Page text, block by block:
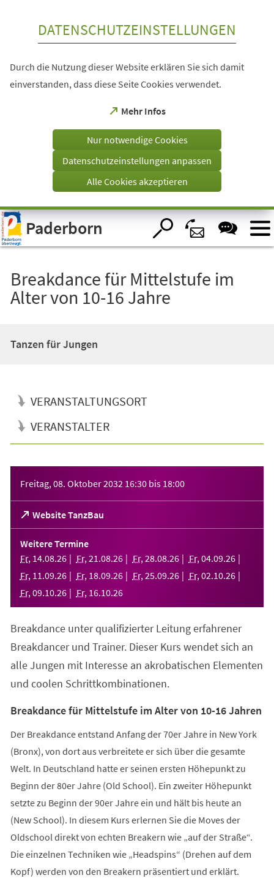
Visuelle
Assistenzsoftware
öffnen.
DATENSCHUTZEINSTELLUNGEN
Durch die Nutzung dieser Website erklären Sie sich damit
einverstanden, dass diese Seite Cookies verwendet.
Mehr Infos
(Öffnet
einem
Tab)
Nur notwendige Cookies
Datenschutzeinstellungen anpassen
Alle Cookies akzeptieren
Paderborn
Breakdance für Mittelstufe im
Alter von 10-16 Jahre
Tanzen für Jungen
VERANSTALTUNGSORT
VERANSTALTER
Freitag, 08. Oktober 2032 16:30 bis 18:00
Website TanzBau
(Öffnet
in
einem
neuen
Tab)
Weitere Termine
Fr, 14.08.26 Fr, 21 .08.26 Fr, 28.08.26 Fr, 04.09.26
Fr, 11 .09.26 Fr, 18.09.26 Fr, 25.09.26 Fr, 02.10.26
Fr, 09.10.26 Fr, 16.10.26
Breakdance unter qualifizierter Leitung erfahrener
Breakdancer und Trainer. Dieser Kurs wendet sich an
alle Jungen mit Interesse an akrobatischen Elementen
und coolen Schrittkombinationen.
Breakdance für Mittelstufe im Alter von 10-16 Jahren
Der Breakdance entstand Anfang der 70er Jahre in New York
(Bronx), von dort aus verbreitete er sich über die gesamte
Welt. In Deutschland hatte er seinen ersten Höhepunkt zu
Beginn der 80er Jahre (Old School). Ein zweiter Höhepunkt
setzte zu Beginn der 90er Jahre ein und hält bis heute an
(New School). In diesem Kurs erlernen Sie die Moves der
Oldschool direkt von echten Breakern wie „auf der Straße“.
Die einzelnen Techniken wie „Headspins“ (Drehen auf dem
Kopf) werden von den Breakern präsentiert und erklärt.